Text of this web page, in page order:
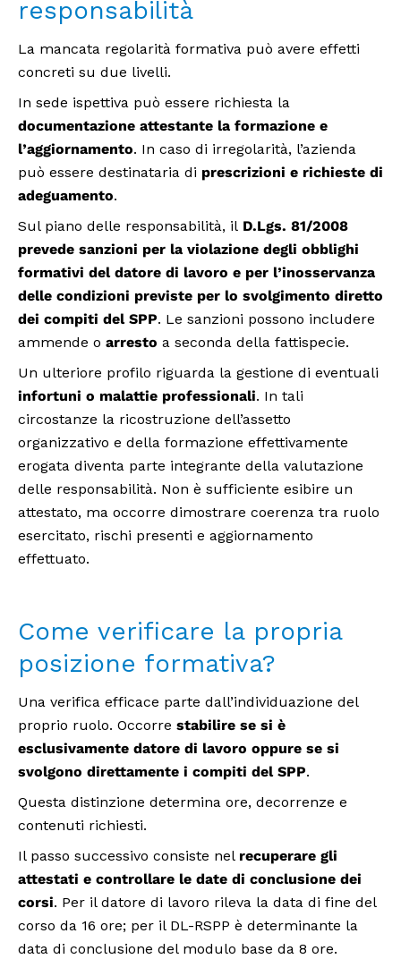
responsabilità
La mancata regolarità formativa può avere effetti
concreti su due livelli.
In sede ispettiva può essere richiesta la
documentazione attestante la formazione e
l’aggiornamento. In caso di irregolarità, l’azienda
può essere destinataria di prescrizioni e richieste di
adeguamento.
Sul piano delle responsabilità, il D.Lgs. 81/2008
prevede sanzioni per la violazione degli obblighi
formativi del datore di lavoro e per l’inosservanza
delle condizioni previste per lo svolgimento diretto
dei compiti del SPP. Le sanzioni possono includere
ammende o arresto a seconda della fattispecie.
Un ulteriore profilo riguarda la gestione di eventuali
infortuni o malattie professionali. In tali
circostanze la ricostruzione dell’assetto
organizzativo e della formazione effettivamente
erogata diventa parte integrante della valutazione
delle responsabilità. Non è sufficiente esibire un
attestato, ma occorre dimostrare coerenza tra ruolo
esercitato, rischi presenti e aggiornamento
effettuato.
Come verificare la propria
posizione formativa?
Una verifica efficace parte dall’individuazione del
proprio ruolo. Occorre stabilire se si è
esclusivamente datore di lavoro oppure se si
svolgono direttamente i compiti del SPP.
Questa distinzione determina ore, decorrenze e
contenuti richiesti.
Il passo successivo consiste nel recuperare gli
attestati e controllare le date di conclusione dei
corsi. Per il datore di lavoro rileva la data di fine del
corso da 16 ore; per il DL-RSPP è determinante la
data di conclusione del modulo base da 8 ore.